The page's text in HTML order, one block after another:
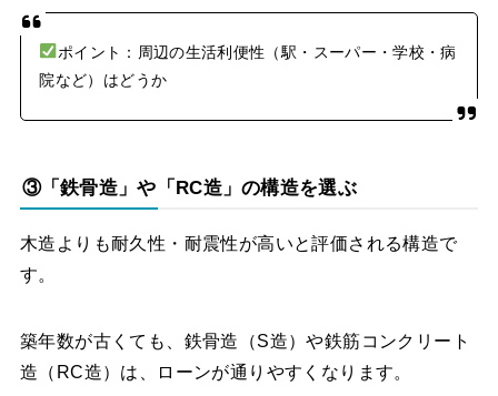
ポイント：周辺の生活利便性（駅・スーパー・学校・病
院など）はどうか
③「鉄骨造」や「RC造」の構造を選ぶ
木造よりも耐久性・耐震性が高いと評価される構造で
す。
築年数が古くても、鉄骨造（S造）や鉄筋コンクリート
造（RC造）は、ローンが通りやすくなります。